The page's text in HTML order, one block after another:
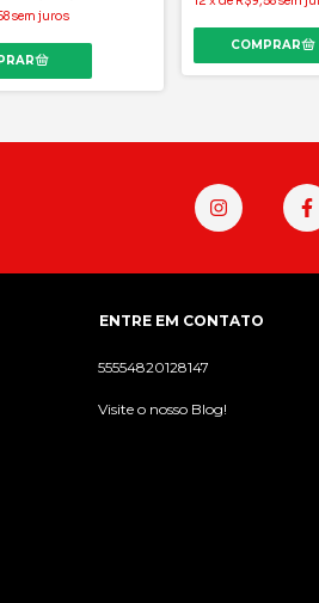
sem juros
ENTRE EM CONTATO
55554820128147
Visite o nosso Blog!